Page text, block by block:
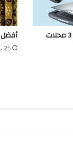
أفضل 4 محلات سجاد في الإمارات
25 يوليو، 2023